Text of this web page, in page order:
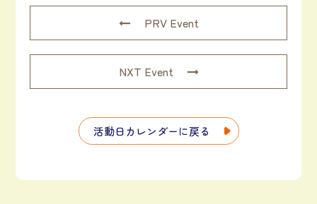
PRV Event
NXT Event
活動日カレンダーに戻る